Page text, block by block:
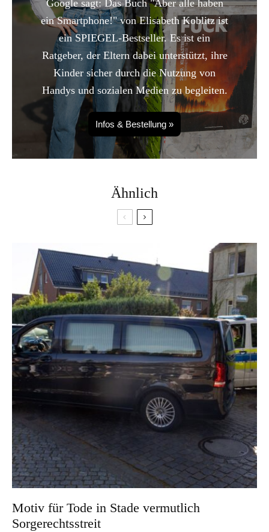
Google sagt: Das Buch "Aber alle haben
ein Smartphone!" von Elisabeth Koblitz ist
ein SPIEGEL-Bestseller. Es ist ein
Ratgeber, der Eltern dabei unterstützt, ihre
Kinder sicher durch die Nutzung von
Handys und sozialen Medien zu begleiten.
Infos & Bestellung »
Ähnlich
Motiv für Tode in Stade vermutlich
Sorgerechtsstreit